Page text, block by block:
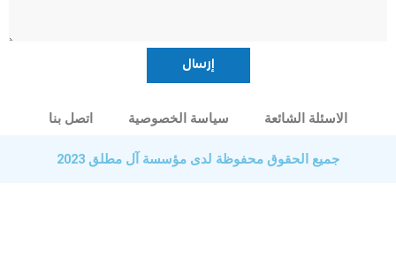
الاسئلة الشائعة سياسة الخصوصية اتصل بنا
جميع الحقوق محفوظة لدى مؤسسة آل مطلق 2023